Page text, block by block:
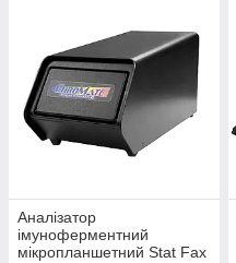
Аналізатор
імуноферментний
мікропланшетний Stat Fax